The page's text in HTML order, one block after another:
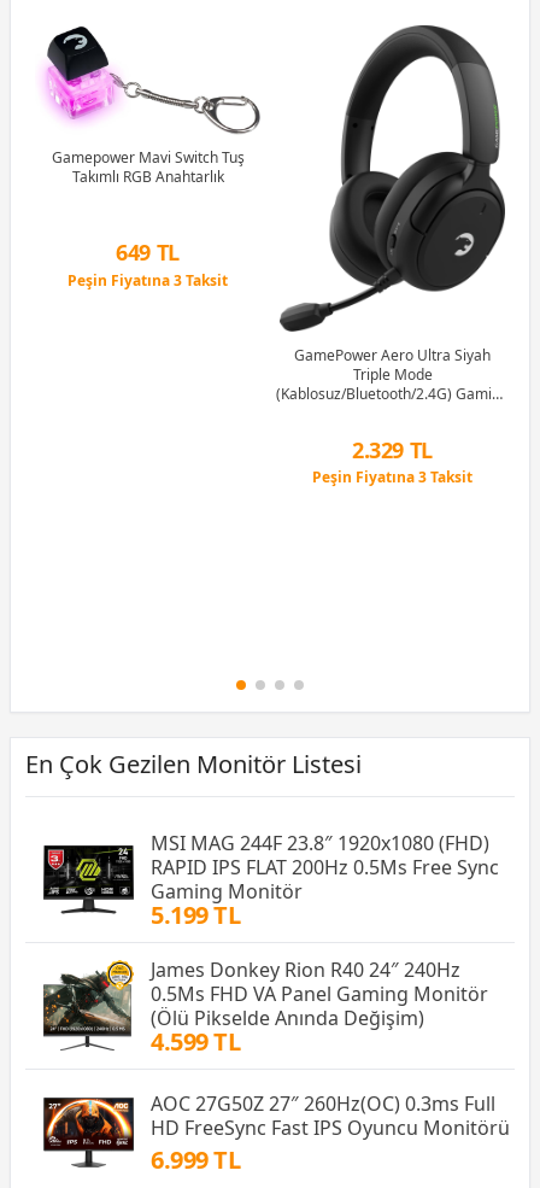
Gamepower Mavi Switch Tuş
Takımlı RGB Anahtarlık
649 TL
Peşin Fiyatına 3 Taksit
GamePower Aero Ultra Siyah
Triple Mode
(Kablosuz/Bluetooth/2.4G) Gaming
2.329 TL
Peşin Fiyatına 3 Taksit
En Çok Gezilen Monitör Listesi
MSI MAG 244F 23.8″ 1920x1080 (FHD)
RAPID IPS FLAT 200Hz 0.5Ms Free Sync
Gaming Monitör
5.199 TL
James Donkey Rion R40 24″ 240Hz
0.5Ms FHD VA Panel Gaming Monitör
(Ölü Pikselde Anında Değişim)
4.599 TL
AOC 27G50Z 27″ 260Hz(OC) 0.3ms Full
HD FreeSync Fast IPS Oyuncu Monitörü
6.999 TL